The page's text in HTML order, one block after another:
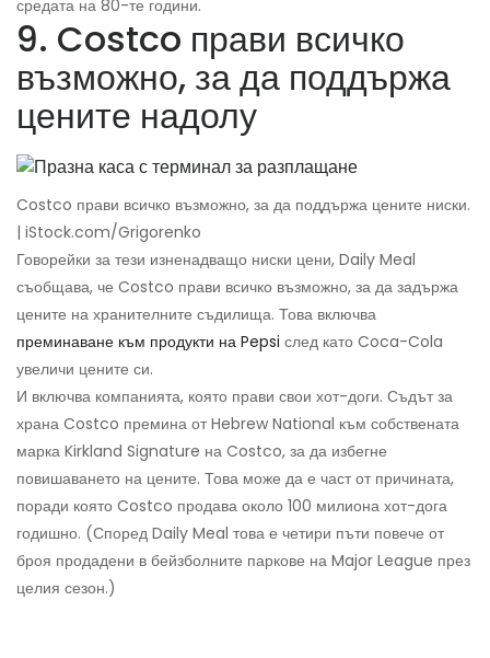
средата на 80-те години.
9. Costco прави всичко
възможно, за да поддържа
цените надолу
Costco прави всичко възможно, за да поддържа цените ниски.
| iStock.com/Grigorenko
Говорейки за тези изненадващо ниски цени, Daily Meal
съобщава, че Costco прави всичко възможно, за да задържа
цените на хранителните съдилища. Това включва
преминаване към продукти на Pepsi след като Coca-Cola
увеличи цените си.
И включва компанията, която прави свои хот-доги. Съдът за
храна Costco премина от Hebrew National към собствената
марка Kirkland Signature на Costco, за да избегне
повишаването на цените. Това може да е част от причината,
поради която Costco продава около 100 милиона хот-дога
годишно. (Според Daily Meal това е четири пъти повече от
броя продадени в бейзболните паркове на Major League през
целия сезон.)